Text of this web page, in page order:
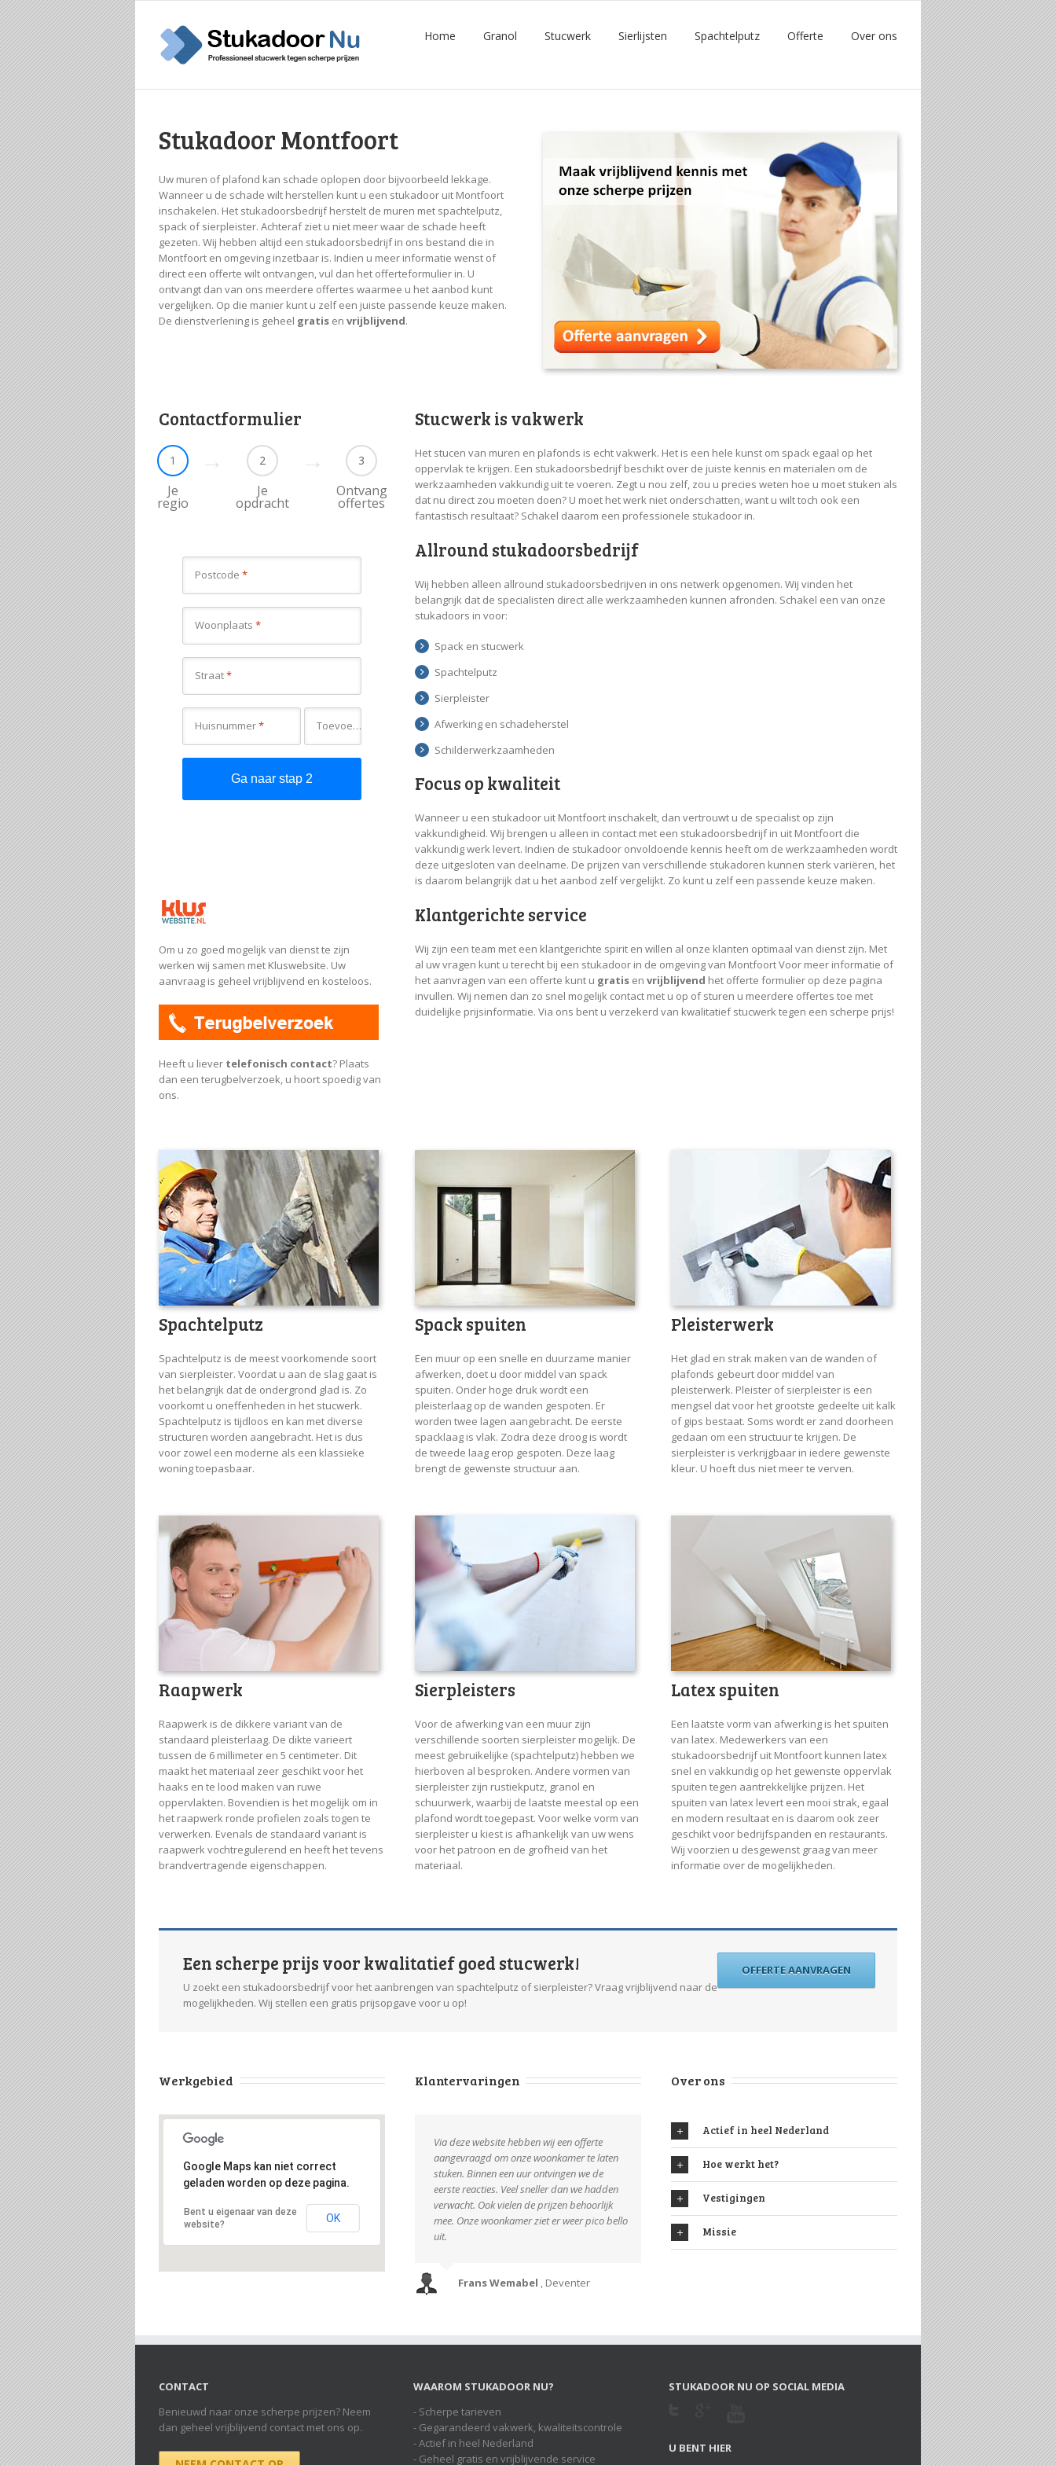
Home Granol Stucwerk Sierlijsten Spachtelputz Offerte Over ons
Stukadoor Montfoort
Uw muren of plafond kan schade oplopen door bijvoorbeeld lekkage.
Wanneer u de schade wilt herstellen kunt u een stukadoor uit Montfoort
inschakelen. Het stukadoorsbedrijf herstelt de muren met spachtelputz,
spack of sierpleister. Achteraf ziet u niet meer waar de schade heeft
gezeten. Wij hebben altijd een stukadoorsbedrijf in ons bestand die in
Montfoort en omgeving inzetbaar is. Indien u meer informatie wenst of
direct een offerte wilt ontvangen, vul dan het offerteformulier in. U
ontvangt dan van ons meerdere offertes waarmee u het aanbod kunt
vergelijken. Op die manier kunt u zelf een juiste passende keuze maken.
De dienstverlening is geheel gratis en vrijblijvend.
Contactformulier
1
Je
regio
2
Je
opdracht
3
Ontvang
offertes
Postcode *
Woonplaats *
Straat*
Huisnummer* Toevoeging
Om u zo goed mogelijk van dienst te zijn
werken wij samen met Kluswebsite. Uw
aanvraag is geheel vrijblijvend en kosteloos.
Heeft u liever telefonisch contact? Plaats
dan een terugbelverzoek, u hoort spoedig van
ons.
Stucwerk is vakwerk
Het stucen van muren en plafonds is echt vakwerk. Het is een hele kunst om spack egaal op het
oppervlak te krijgen. Een stukadoorsbedrijf beschikt over de juiste kennis en materialen om de
werkzaamheden vakkundig uit te voeren. Zegt u nou zelf, zou u precies weten hoe u moet stuken als
dat nu direct zou moeten doen? U moet het werk niet onderschatten, want u wilt toch ook een
fantastisch resultaat? Schakel daarom een professionele stukadoor in.
Allround stukadoorsbedrijf
Wij hebben alleen allround stukadoorsbedrijven in ons netwerk opgenomen. Wij vinden het
belangrijk dat de specialisten direct alle werkzaamheden kunnen afronden. Schakel een van onze
stukadoors in voor:
Spack en stucwerk
Spachtelputz
Sierpleister
Afwerking en schadeherstel
Schilderwerkzaamheden
Focus op kwaliteit
Wanneer u een stukadoor uit Montfoort inschakelt, dan vertrouwt u de specialist op zijn
vakkundigheid. Wij brengen u alleen in contact met een stukadoorsbedrijf in uit Montfoort die
vakkundig werk levert. Indien de stukadoor onvoldoende kennis heeft om de werkzaamheden wordt
deze uitgesloten van deelname. De prijzen van verschillende stukadoren kunnen sterk variëren, het
is daarom belangrijk dat u het aanbod zelf vergelijkt. Zo kunt u zelf een passende keuze maken.
Klantgerichte service
Wij zijn een team met een klantgerichte spirit en willen al onze klanten optimaal van dienst zijn. Met
al uw vragen kunt u terecht bij een stukadoor in de omgeving van Montfoort Voor meer informatie of
het aanvragen van een offerte kunt u gratisen vrijblijvend het offerte formulier op deze pagina
invullen. Wij nemen dan zo snel mogelijk contact met u op of sturen u meerdere offertes toe met
duidelijke prijsinformatie. Via ons bent u verzekerd van kwalitatief stucwerk tegen een scherpe prijs!
Spachtelputz
Spachtelputz is de meest voorkomende soort
van sierpleister. Voordat u aan de slag gaat is
het belangrijk dat de ondergrond glad is. Zo
voorkomt u oneffenheden in het stucwerk.
Spachtelputz is tijdloos en kan met diverse
structuren worden aangebracht. Het is dus
voor zowel een moderne als een klassieke
woning toepasbaar.
Spack spuiten
Een muur op een snelle en duurzame manier
afwerken, doet u door middel van spack
spuiten. Onder hoge druk wordt een
pleisterlaag op de wanden gespoten. Er
worden twee lagen aangebracht. De eerste
spacklaag is vlak. Zodra deze droog is wordt
de tweede laag erop gespoten. Deze laag
brengt de gewenste structuur aan.
Pleisterwerk
Het glad en strak maken van de wanden of
plafonds gebeurt door middel van
pleisterwerk. Pleister of sierpleister is een
mengsel dat voor het grootste gedeelte uit kalk
of gips bestaat. Soms wordt er zand doorheen
gedaan om een structuur te krijgen. De
sierpleister is verkrijgbaar in iedere gewenste
kleur. U hoeft dus niet meer te verven.
Raapwerk
Raapwerk is de dikkere variant van de
standaard pleisterlaag. De dikte varieert
tussen de 6 millimeter en 5 centimeter. Dit
maakt het materiaal zeer geschikt voor het
haaks en te lood maken van ruwe
oppervlakten. Bovendien is het mogelijk om in
het raapwerk ronde profielen zoals togen te
verwerken. Evenals de standaard variant is
raapwerk vochtregulerend en heeft het tevens
brandvertragende eigenschappen.
Sierpleisters
Voor de afwerking van een muur zijn
verschillende soorten sierpleister mogelijk. De
meest gebruikelijke (spachtelputz) hebben we
hierboven al besproken. Andere vormen van
sierpleister zijn rustiekputz, granol en
schuurwerk, waarbij de laatste meestal op een
plafond wordt toegepast. Voor welke vorm van
sierpleister u kiest is afhankelijk van uw wens
voor het patroon en de grofheid van het
materiaal.
Latex spuiten
Een laatste vorm van afwerking is het spuiten
van latex. Medewerkers van een
stukadoorsbedrijf uit Montfoort kunnen latex
snel en vakkundig op het gewenste oppervlak
spuiten tegen aantrekkelijke prijzen. Het
spuiten van latex levert een mooi strak, egaal
en modern resultaat en is daarom ook zeer
geschikt voor bedrijfspanden en restaurants.
Wij voorzien u desgewenst graag van meer
informatie over de mogelijkheden.
OFFERTE AANVRAGEN
Een scherpe prijs voor kwalitatief goed stucwerk!
U zoekt een stukadoorsbedrijf voor het aanbrengen van spachtelputz of sierpleister? Vraag vrijblijvend naar de
mogelijkheden. Wij stellen een gratis prijsopgave voor u op!
Werkgebied
Google Maps kan niet correct
geladen worden op deze pagina.
Bent u eigenaar van deze
website?
OK
Klantervaringen
Via deze website hebben wij een offerte
aangevraagd om onze woonkamer te laten
stuken. Binnen een uur ontvingen we de
eerste reacties. Veel sneller dan we hadden
verwacht. Ook vielen de prijzen behoorlijk
mee. Onze woonkamer ziet er weer pico bello
uit.
Frans Wemabel ,Deventer
Over ons
Actief in heel Nederland
Hoe werkt het?
Vestigingen
Missie
Benieuwd naar onze scherpe prijzen? Neem
- Scherpe tarieven
- Gegarandeerd vakwerk, kwaliteitscontrole
- Actief in heel Nederland